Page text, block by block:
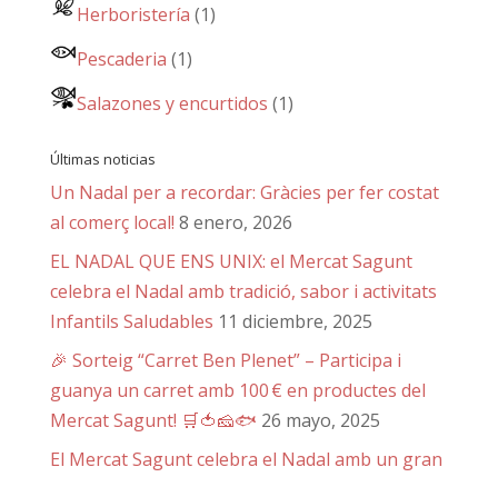
Herboristería (1)
Pescaderia (1)
Salazones y encurtidos (1)
Últimas noticias
Un Nadal per a recordar: Gràcies per fer costat
al comerç local! 8 enero, 2026
EL NADAL QUE ENS UNIX: el Mercat Sagunt
celebra el Nadal amb tradició, sabor i activitats
Infantils Saludables 11 diciembre, 2025
🎉 Sorteig “Carret Ben Plenet” – Participa i
guanya un carret amb 100 € en productes del
Mercat Sagunt! 🛒🍅🧀🐟 26 mayo, 2025
El Mercat Sagunt celebra el Nadal amb un gran